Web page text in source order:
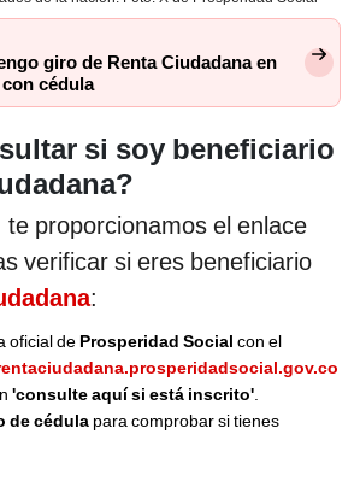
giro de Renta Ciudadana en
cédula
si soy beneficiario
proporcionamos el enlace
verificar si eres beneficiario
:
oficial de Prosperidad Social con el
'consulte aquí si está inscrito'.
de cédula para comprobar si tienes